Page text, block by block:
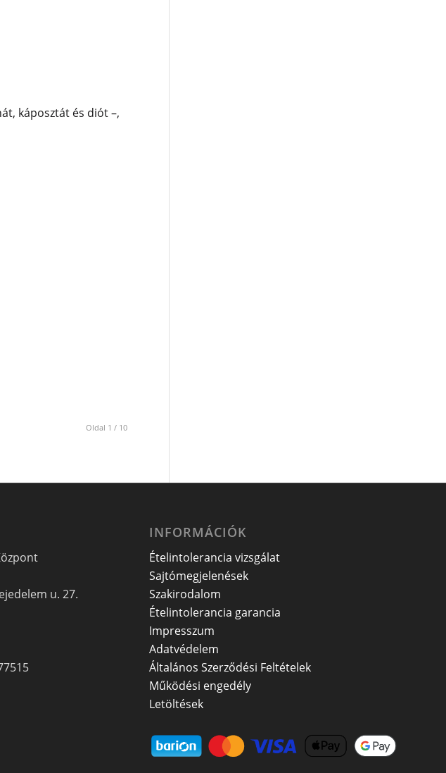
káposztát és diót –,
Oldal 1 / 10
u. 27.
INFORMÁCIÓK
Ételintolerancia vizsgálat
Sajtómegjelenések
Szakirodalom
Ételintolerancia garancia
Impresszum
Adatvédelem
Általános Szerződési Feltételek
Működési engedély
Letöltések